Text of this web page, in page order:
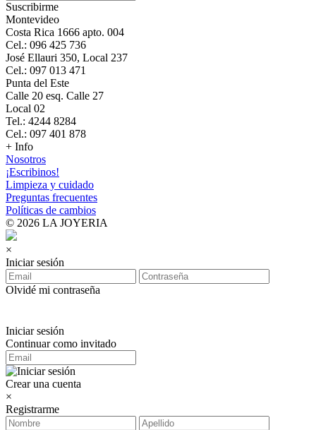
Suscribirme
Montevideo
Costa Rica 1666 apto. 004
Cel.: 096 425 736
José Ellauri 350, Local 237
Cel.: 097 013 471
Punta del Este
Calle 20 esq. Calle 27
Local 02
Tel.: 4244 8284
Cel.: 097 401 878
+ Info
Nosotros
¡Escribinos!
Limpieza y cuidado
Preguntas frecuentes
Políticas de cambios
© 2026 LA JOYERIA
×
Iniciar sesión
Olvidé mi contraseña
Iniciar sesión
Continuar como invitado
Crear una cuenta
×
Registrarme